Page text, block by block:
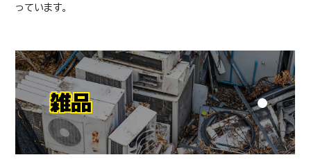
っています。
雑品